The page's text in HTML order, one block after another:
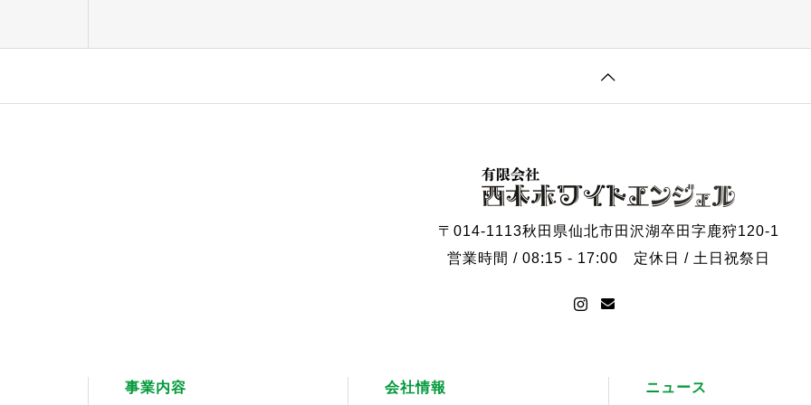
〒014-1113秋田県仙北市田沢湖卒田字鹿狩120-1
営業時間 / 08:15 - 17:00 定休日 / 土日祝祭日
事業内容 会社情報 ニュース